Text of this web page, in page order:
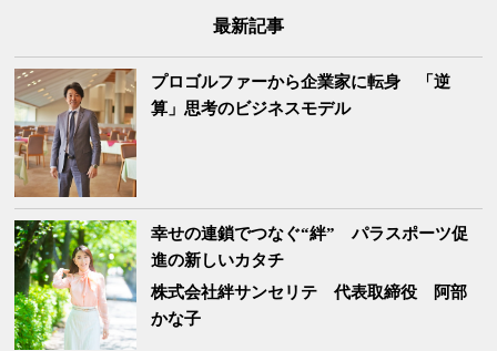
最新記事
プロゴルファーから企業家に転身 「逆
算」思考のビジネスモデル
幸せの連鎖でつなぐ“絆” パラスポーツ促
進の新しいカタチ
株式会社絆サンセリテ
代表取締役 阿部
かな子